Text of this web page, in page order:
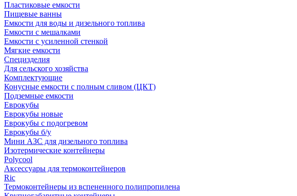
Пластиковые емкости
Пищевые ванны
Емкости для воды и дизельного топлива
Емкости с мешалками
Емкости с усиленной стенкой
Мягкие емкости
Специзделия
Для сельского хозяйства
Комплектующие
Конусные емкости с полным сливом (ЦКТ)
Подземные емкости
Еврокубы
Еврокубы новые
Еврокубы с подогревом
Еврокубы б/у
Мини АЗС для дизельного топлива
Изотермические контейнеры
Polycool
Аксессуары для термоконтейнеров
Ric
Термоконтейнеры из вспененного полипропилена